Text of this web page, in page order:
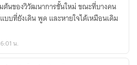
ต้นของวิวัฒนาการขั้นใหม่ ขณะที่บางคน
บที่ยังเดิน พูด และหายใจได้เหมือนเดิม
น.